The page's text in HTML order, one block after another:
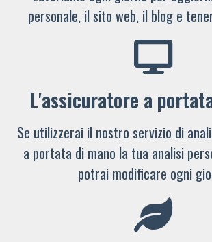
personale, il sito web, il blog e
L'assicuratore a
Se utilizzerai il nostro servizio di
a portata di mano la tua analisi
potrai modificare ogni